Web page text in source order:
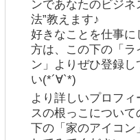
ンであなたのビジネ
法”教えます♪
好きなことを仕事に
方は、この下の「ラ
ン」よりぜひ登録し
い(*´∀`*)
より詳しいプロフィ
スの根っこについて
下の「家のアイコン